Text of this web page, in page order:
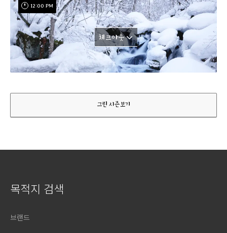
체크아웃
12:00 PM
그린 시즌보기
목적지 검색
브랜드